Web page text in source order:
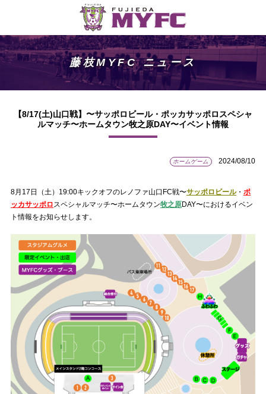
藤枝MYFC ニュース
【8/17(土)山口戦】〜サッポロビール・ポッカサッポロスペシャ
ルマッチ〜ホームタウン牧之原DAY〜イベント情報
ホームゲーム 2024/08/10
8月17日（土）19:00キックオフのレノファ山口FC戦〜サッポロビール・ ポ
ッカサッポロ スペシャルマッチ〜ホームタウン牧之原DAY〜におけるイベン
ト情報をお知らせします。